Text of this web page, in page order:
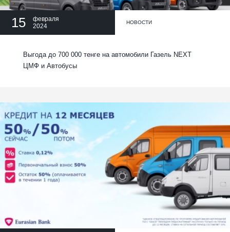
15
февраля
2024
НОВОСТИ
Выгода до 700 000 тенге на автомобили Газель NEXT
ЦМФ и Автобусы